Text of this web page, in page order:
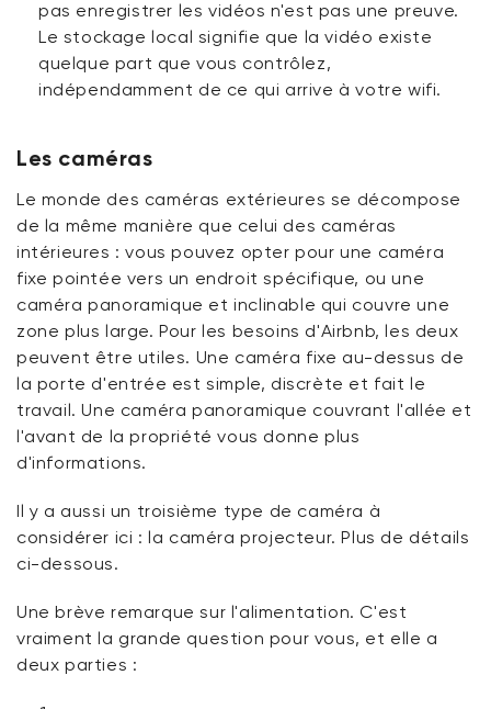
pas enregistrer les vidéos n'est pas une preuve.
Le stockage local signifie que la vidéo existe
quelque part que vous contrôlez,
indépendamment de ce qui arrive à votre wifi.
Les caméras
Le monde des caméras extérieures se décompose
de la même manière que celui des caméras
intérieures : vous pouvez opter pour une caméra
fixe pointée vers un endroit spécifique, ou une
caméra panoramique et inclinable qui couvre une
zone plus large. Pour les besoins d'Airbnb, les deux
peuvent être utiles. Une caméra fixe au-dessus de
la porte d'entrée est simple, discrète et fait le
travail. Une caméra panoramique couvrant l'allée et
l'avant de la propriété vous donne plus
d'informations.
Il y a aussi un troisième type de caméra à
considérer ici : la caméra projecteur. Plus de détails
ci-dessous.
Une brève remarque sur l'alimentation. C'est
vraiment la grande question pour vous, et elle a
deux parties :